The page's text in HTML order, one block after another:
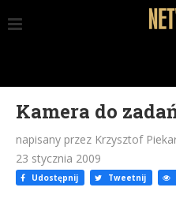
Kamera do
napisany przez Krzysztof
23 stycznia 2009
Udostępnij Tweetnij